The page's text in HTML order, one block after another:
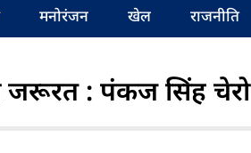
मनोरंजन खेल राजनीति
जरूरत : पंकज सिंह चेरो